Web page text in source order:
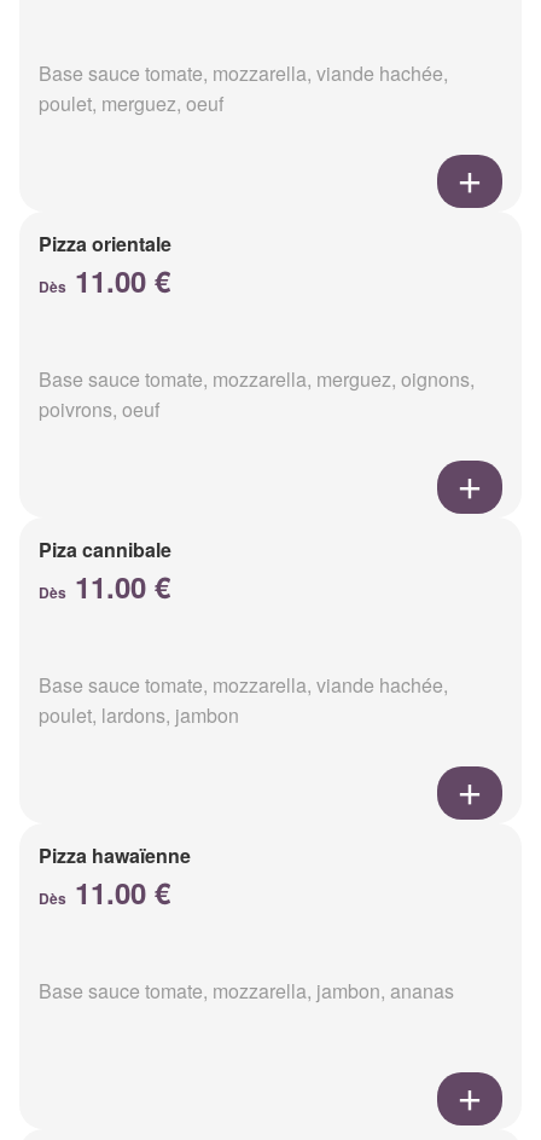
Base sauce tomate, mozzarella, viande hachée,
poulet, merguez, oeuf
Pizza orientale
Dès 11.00 €
Base sauce tomate, mozzarella, merguez, oignons,
poivrons, oeuf
Piza cannibale
Dès 11.00 €
Base sauce tomate, mozzarella, viande hachée,
poulet, lardons, jambon
Pizza hawaïenne
Dès 11.00 €
Base sauce tomate, mozzarella, jambon, ananas